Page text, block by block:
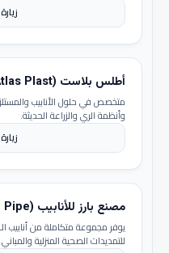
أطلس بلاست (Atlas Plast)
متخصص في حلول الأنابيب
وأنظمة الري والزراعة الحديثة.
مصنع بارز للأنابيب (Barz Pipe)
للتمديدات الصحية المنزلية